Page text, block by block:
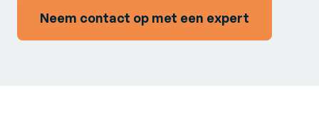
Neem contact op met een expert